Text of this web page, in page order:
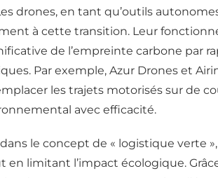
drones, en tant qu’outils
à cette transition. Leur
de l’empreinte carbone par
Par exemple, Azur Drones et
les trajets motorisés sur de
avec efficacité.
le concept de « logistique verte
limitant l’impact écologique.